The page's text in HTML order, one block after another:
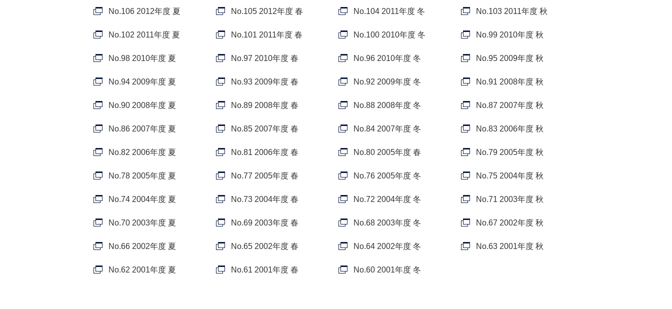
No.106 2012年度 夏 No.105 2012年度 春 No.104 2011年度 冬 No.103 2011年度 秋
No.102 2011年度 夏 No.101 2011年度 春 No.100 2010年度 冬 No.99 2010年度 秋
No.98 2010年度 夏 No.97 2010年度 春 No.96 2010年度 冬 No.95 2009年度 秋
No.94 2009年度 夏 No.93 2009年度 春 No.92 2009年度 冬 No.91 2008年度 秋
No.90 2008年度 夏 No.89 2008年度 春 No.88 2008年度 冬 No.87 2007年度 秋
No.86 2007年度 夏 No.85 2007年度 春 No.84 2007年度 冬 No.83 2006年度 秋
No.82 2006年度 夏 No.81 2006年度 春 No.80 2005年度 春 No.79 2005年度 秋
No.78 2005年度 夏 No.77 2005年度 春 No.76 2005年度 冬 No.75 2004年度 秋
No.74 2004年度 夏 No.73 2004年度 春 No.72 2004年度 冬 No.71 2003年度 秋
No.70 2003年度 夏 No.69 2003年度 春 No.68 2003年度 冬 No.67 2002年度 秋
No.66 2002年度 夏 No.65 2002年度 春 No.64 2002年度 冬 No.63 2001年度 秋
No.62 2001年度 夏 No.61 2001年度 春 No.60 2001年度 冬